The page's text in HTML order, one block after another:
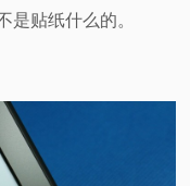
是贴纸什么的。